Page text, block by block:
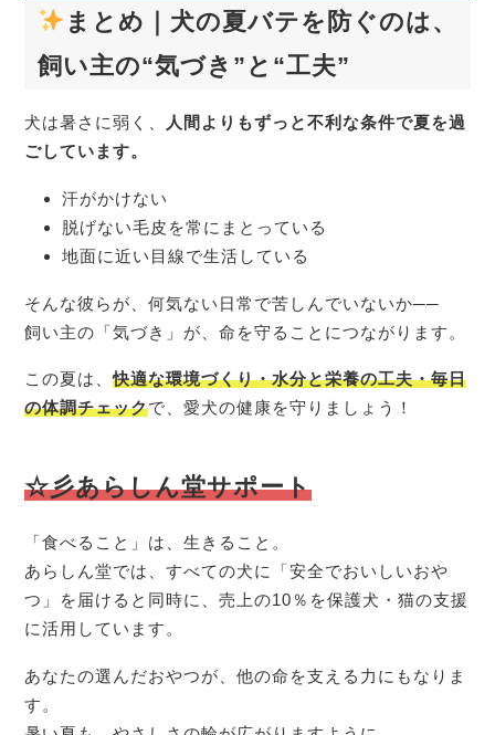
まとめ｜犬の夏バテを防ぐのは、
飼い主の“気づき”と“工夫”
犬は暑さに弱く、
人間よりもずっと不利な条件で夏を過
ごしています。
汗がかけない
脱げない毛皮を常にまとっている
地面に近い目線で生活している
そんな彼らが、何気ない日常で苦しんでいないか──
飼い主の「気づき」が、命を守ることにつながります。
この夏は、快適な環境づくり・水分と栄養の工夫・毎日
の体調チェックで、愛犬の健康を守りましょう！
☆彡あらしん堂サポート
「食べること」は、生きること。
あらしん堂では、すべての犬に「安全でおいしいおや
つ」を届けると同時に、売上の10％を保護犬・猫の支援
に活用しています。
あなたの選んだおやつが、他の命を支える力にもなりま
す。